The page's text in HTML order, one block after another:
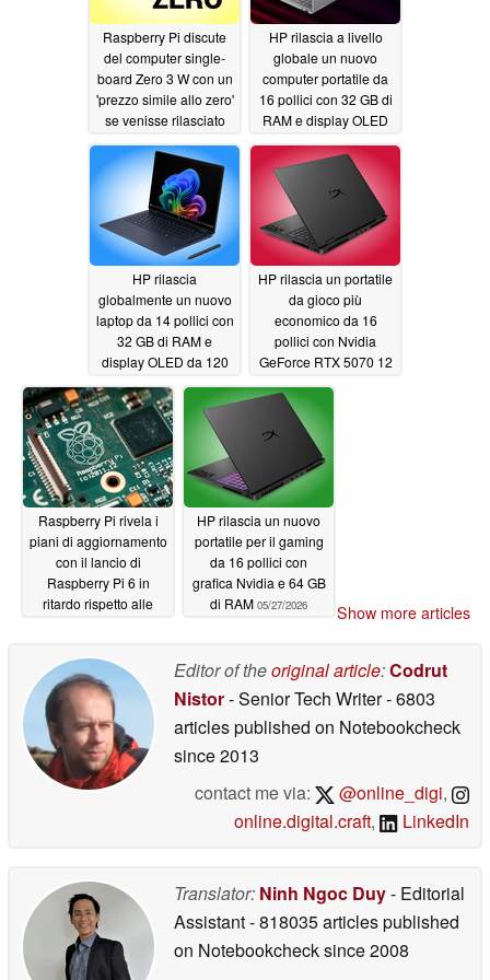
Raspberry Pi discute
del computer single-
board Zero 3 W con un
'prezzo simile allo zero'
se venisse rilasciato
oggi05/28/2026
HP rilascia a livello
globale un nuovo
computer portatile da
16 pollici con 32 GB di
RAM e display OLED
da 1.100 nit05/27/2026
HP rilascia
globalmente un nuovo
laptop da 14 pollici con
32 GB di RAM e
display OLED da 120
Hz05/27/2026
HP rilascia un portatile
da gioco più
economico da 16
pollici con Nvidia
GeForce RTX 5070 12
GB e display OLED da
165 Hz
Raspberry Pi rivela i
piani di aggiornamento
con il lancio di
Raspberry Pi 6 in
ritardo rispetto alle
HP rilascia un nuovo
portatile per il gaming
da 16 pollici con
grafica Nvidia e 64 GB
di RAM 05/27/2026 Show more articles
Editor of theoriginal article:Codrut
Nistor- Senior Tech Writer- 6803
articles published on Notebookcheck
since 2013
contact me via:
@online_digi,
online.digital.craft, LinkedIn
Translator: Ninh Ngoc Duy- Editorial
Assistant- 818035 articles published
on Notebookchecksince 2008